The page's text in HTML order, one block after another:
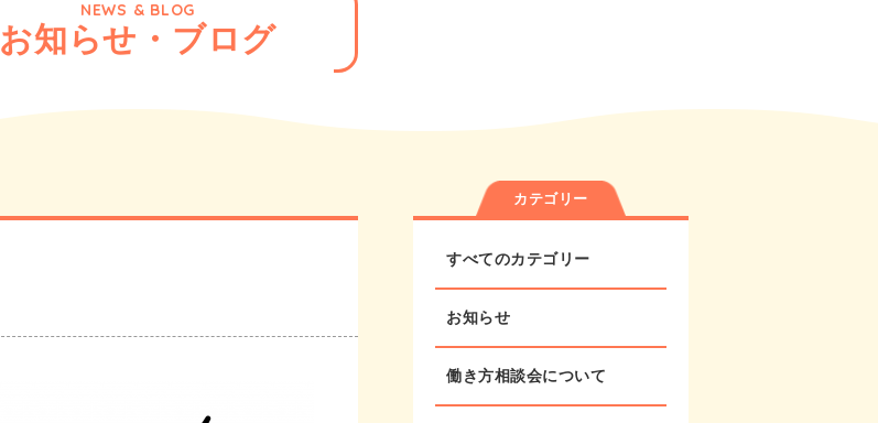
NEWS & BLOG
お知らせ・ブログ
カテゴリー
すべてのカテゴリー
お知らせ
働き方相談会について